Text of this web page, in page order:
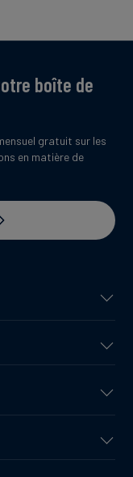
boîte de
gratuit sur les
en matière de